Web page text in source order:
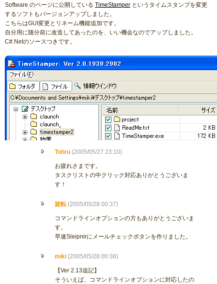
Software のページに公開している TimeStamper というタイムスタンプを変更
するソフトもバージョンアップしました。
こちらはGUI変更とリネーム機能追加です。
自分用に随分前に改造してあったのを、いい機会なのでアップしました。
C#.Netのソースつきです。
Tohru (2005/05/27 23:10)
お疲れさまです。
タスクリストの中クリック対応ありがとうございま
す！
旋転 (2005/05/28 00:37)
コマンドラインオプションの方もありがとうございま
す。
早速Sleipnirにメールチェックボタンを作りました。
miki (2005/05/28 00:38)
【Ver 2.13追記】
そういえば、コマンドラインオプションに対応したの